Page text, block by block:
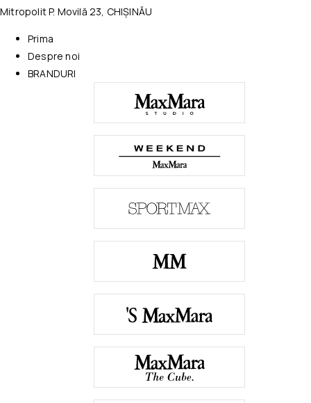
Mitropolit P. Movilă 23, CHIȘINĂU
Prima
Despre noi
BRANDURI